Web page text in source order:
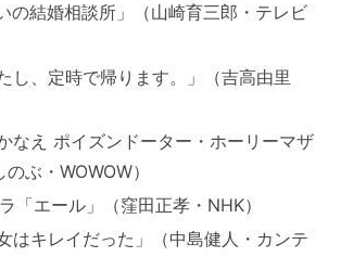
の結婚相談所」（山崎育三郎・テレビ
し、定時で帰ります。」（吉高由里
なえ ポイズンドーター・ホーリーマザ
ぶ・WOWOW）
「エール」（窪田正孝・NHK）
はキレイだった」（中島健人・カンテ